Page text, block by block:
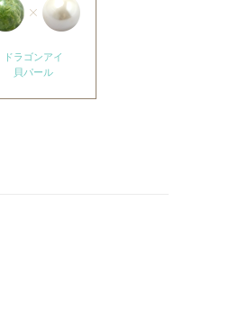
ドラゴンアイ
貝パール